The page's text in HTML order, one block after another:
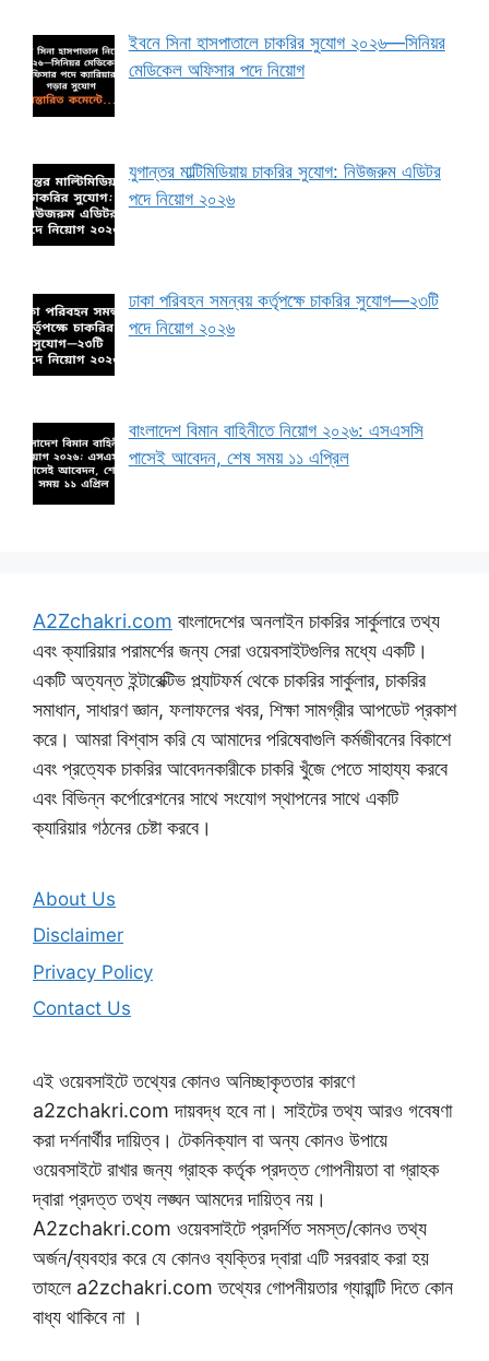
ইবনে সিনা হাসপাতালে চাকরির সুযোগ ২০২৬—সিনিয়র
মেডিকেল অফিসার পদে নিয়োগ
যুগান্তর মাল্টিমিডিয়ায় চাকরির সুযোগ: নিউজরুম এডিটর
পদে নিয়োগ ২০২৬
ঢাকা পরিবহন সমন্বয় কর্তৃপক্ষে চাকরির সুযোগ—২৩টি
পদে নিয়োগ ২০২৬
বাংলাদেশ বিমান বাহিনীতে নিয়োগ ২০২৬: এসএসসি
পাসেই আবেদন, শেষ সময় ১১ এপ্রিল
A2Zchakri.com বাংলাদেশের অনলাইন চাকরির সার্কুলারে তথ্য
এবং ক্যারিয়ার পরামর্শের জন্য সেরা ওয়েবসাইটগুলির মধ্যে একটি।
একটি অত্যন্ত ইন্টারেক্টিভ প্ল্যাটফর্ম থেকে চাকরির সার্কুলার, চাকরির
সমাধান, সাধারণ জ্ঞান, ফলাফলের খবর, শিক্ষা সামগ্রীর আপডেট প্রকাশ
করে। আমরা বিশ্বাস করি যে আমাদের পরিষেবাগুলি কর্মজীবনের বিকাশে
এবং প্রত্যেক চাকরির আবেদনকারীকে চাকরি খুঁজে পেতে সাহায্য করবে
এবং বিভিন্ন কর্পোরেশনের সাথে সংযোগ স্থাপনের সাথে একটি
ক্যারিয়ার গঠনের চেষ্টা করবে।
About Us
Disclaimer
Privacy Policy
Contact Us
এই ওয়েবসাইটে তথ্যের কোনও অনিচ্ছাকৃততার কারণে
a2zchakri.com দায়বদ্ধ হবে না। সাইটের তথ্য আরও গবেষণা
করা দর্শনার্থীর দায়িত্ব। টেকনিক্যাল বা অন্য কোনও উপায়ে
ওয়েবসাইটে রাখার জন্য গ্রাহক কর্তৃক প্রদত্ত গোপনীয়তা বা গ্রাহক
দ্বারা প্রদত্ত তথ্য লঙ্ঘন আমদের দায়িত্ব নয়।
A2zchakri.com ওয়েবসাইটে প্রদর্শিত সমস্ত/কোনও তথ্য
অর্জন/ব্যবহার করে যে কোনও ব্যক্তির দ্বারা এটি সরবরাহ করা হয়
তাহলে a2zchakri.com তথ্যের গোপনীয়তার গ্যারান্টি দিতে কোন
বাধ্য থাকিবে না ।